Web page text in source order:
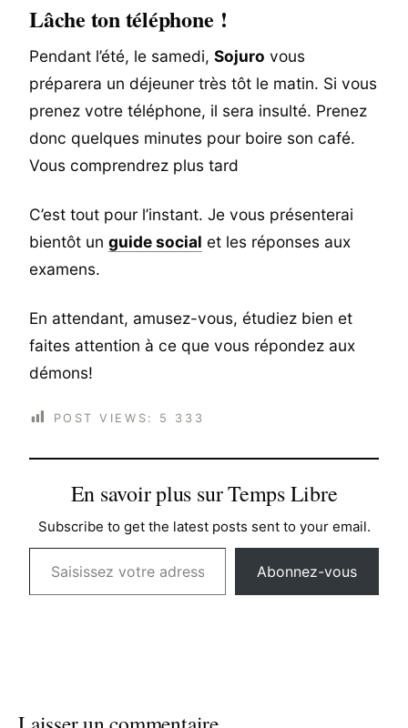
Lâche ton téléphone !
Pendant l’été, le samedi, Sojuro vous
préparera un déjeuner très tôt le matin. Si vous
prenez votre téléphone, il sera insulté. Prenez
donc quelques minutes pour boire son café.
Vous comprendrez plus tard
C’est tout pour l’instant. Je vous présenterai
bientôt un guide social et les réponses aux
examens.
En attendant, amusez-vous, étudiez bien et
faites attention à ce que vous répondez aux
démons!
POST VIEWS: 5 333
En savoir plus sur Temps Libre
Subscribe to get the latest posts sent to your email.
Saisissez votre adresse e-mail…
Abonnez-vous